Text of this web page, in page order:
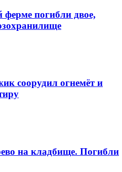
ферме погибли двое,
соорудил огнемёт и
на кладбище. Погибли